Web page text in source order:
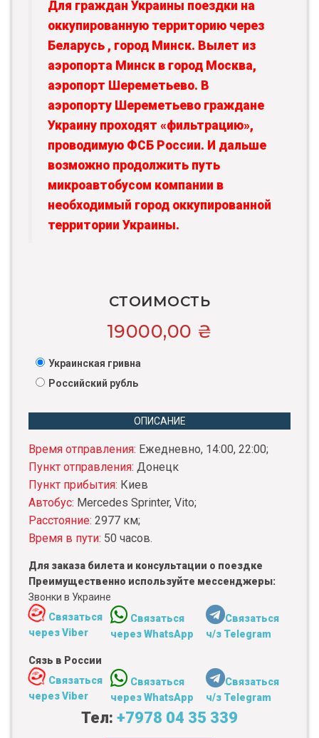
Для граждан Украины поездки на
оккупированную территорию через
Беларусь , город Минск. Вылет из
аэропорта Минск в город Москва,
аэропорт Шереметьево. В
аэропорту Шереметьево граждане
Украину проходят «фильтрацию»,
проводимую ФСБ России. И дальше
возможно продолжить путь
микроавтобусом компании в
необходимый город оккупированной
территории Украины.
СТОИМОСТЬ
19000,00 ₴
Украинская гривна
Российский рубль
ОПИСАНИЕ
Время отправления: Ежедневно, 14:00, 22:00;
Пункт отправления: Донецк
Пункт прибытия: Киев
Автобус: Mercedes Sprinter, Vito;
Расстояние: 2977 км;
Время в пути: 50 часов.
Для заказа билета и консультации о поездке
Преимущественно используйте мессенджеры:
Звонки в Украине
Связаться
через Viber
Связаться
через WhatsApp
Связаться
ч/з Telegram
Сязь в России
Связаться
через Viber
Связаться
через WhatsApp
Связаться
ч/з Telegram
Тел: +7978 04 35 339